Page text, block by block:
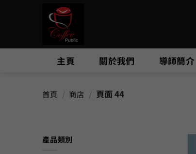
主頁 關於我們 導師簡介
首頁 / 商店 / 頁面 44
產品類別